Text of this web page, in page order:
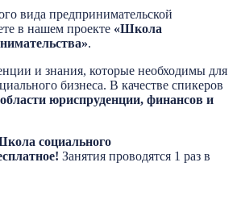
вида предпринимательской
в нашем проекте «Школа
.
и знания, которые необходимы для
бизнеса. В качестве спикеров
юриспруденции, финансов и
социального
! Занятия проводятся 1 раз в